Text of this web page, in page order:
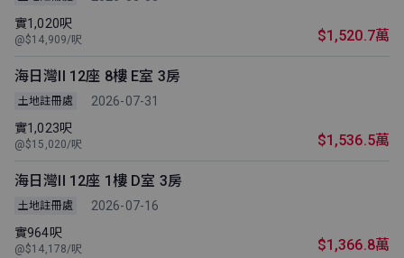
實1,020呎
@$14,909/呎 $1,520.7萬
海日灣II 12座 8樓 E室 3房
土地註冊處
2026-07-31
實1,023呎
@$15,020/呎 $1,536.5萬
海日灣II 12座 1樓 D室 3房
土地註冊處
2026-07-16
實964呎
@$14,178/呎 $1,366.8萬